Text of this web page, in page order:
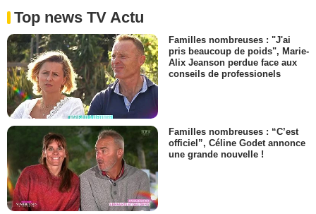
Top news TV Actu
Familles nombreuses : "J'ai
pris beaucoup de poids", Marie-
Alix Jeanson perdue face aux
conseils de professionels
Familles nombreuses : “C’est
officiel”, Céline Godet annonce
une grande nouvelle !